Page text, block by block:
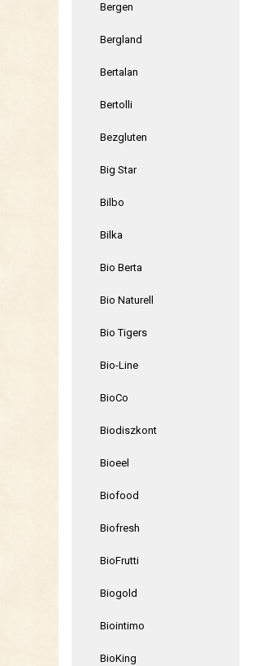
Bergen
Bergland
Bertalan
Bertolli
Bezgluten
Big Star
Bilbo
Bilka
Bio Berta
Bio Naturell
Bio Tigers
Bio-Line
BioCo
Biodiszkont
Bioeel
Biofood
Biofresh
BioFrutti
Biogold
Biointimo
BioKing